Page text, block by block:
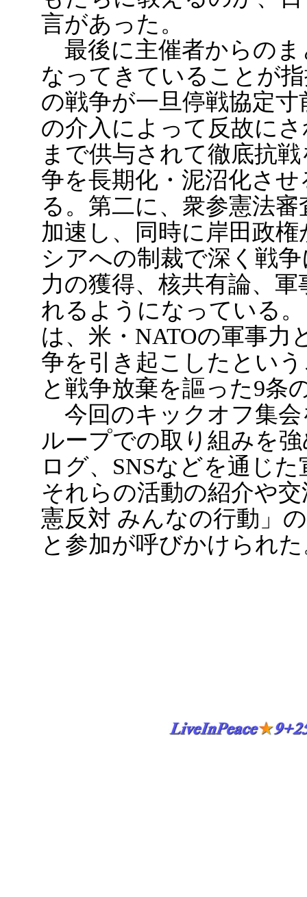
言があった。
最後に主催者からのま
なってきていることが
の戦争が一旦停戦協定
の介入によって反故に
まで供与されて徹底抗
争を長期化・泥沼化さ
る。第二に、衆参憲法
加速し、同時に岸田政
シアへの制裁で深く戦
力の獲得、核共有論、
れるようになっている
は、米・NATOの軍事力
争を引き起こしたとい
と戦争放棄を謳った9条
今回のキックオフ集会
ループでの取り組みを
ログ、SNSなどを通じ
それらの活動の紹介や
憲反対 みんなの行動」
と参加が呼びかけられ